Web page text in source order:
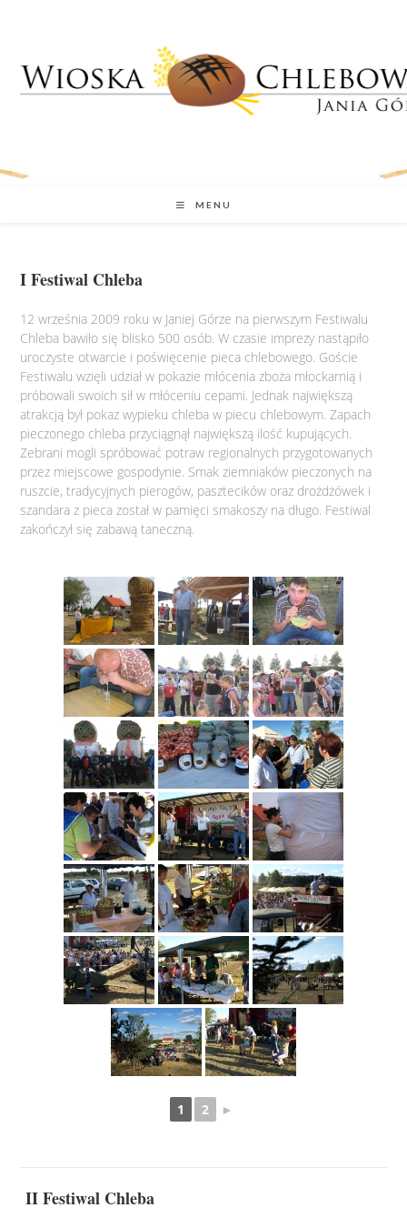
MENU
I Festiwal Chleba
12 września 2009 roku w Janiej Górze na pierwszym Festiwalu
Chleba bawiło się blisko 500 osób. W czasie imprezy nastąpiło
uroczyste otwarcie i poświęcenie pieca chlebowego. Goście
Festiwalu wzięli udział w pokazie młócenia zboża młockarnią i
próbowali swoich sił w młóceniu cepami. Jednak największą
atrakcją był pokaz wypieku chleba w piecu chlebowym. Zapach
pieczonego chleba przyciągnął największą ilość kupujących.
Zebrani mogli spróbować potraw regionalnych przygotowanych
przez miejscowe gospodynie. Smak ziemniaków pieczonych na
ruszcie, tradycyjnych pierogów, pasztecików oraz drożdżówek i
szandara z pieca został w pamięci smakoszy na długo. Festiwal
zakończył się zabawą taneczną.
1 2 ►
II Festiwal Chleba